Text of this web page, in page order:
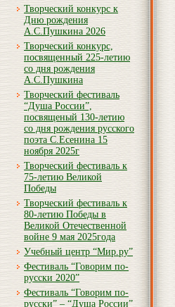
Творческий конкурс к
Дню рождения
А.С.Пушкина 2026
Творческий конкурс,
посвященный 225-летию
со дня рождения
А.С.Пушкина
Творческий фестиваль
“Душа России”,
посвященый 130-летию
со дня рождения русского
поэта С.Есенина 15
ноября 2025г
Творческий фестиваль к
75-летию Великой
Победы
Творческий фестиваль к
80-летию Победы в
Великой Отечественной
войне 9 мая 2025года
Учебный центр “Мир.ру”
Фестиваль “Говорим по-
русски 2020”
Фестиваль “Говорим по-
русски” – “Душа России”